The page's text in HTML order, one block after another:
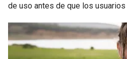
de uso antes de que los